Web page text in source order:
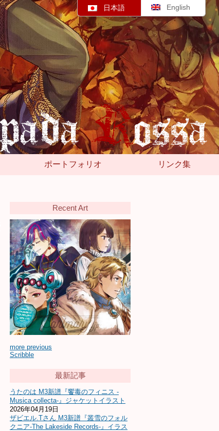
日本語 English
ポートフォリオ リンク集
Recent Art
more previous
Scribble
最新記事
うたのは M3新譜『饗毒のフィニス -
Musica collecta-』ジャケットイラスト
2026年04月19日
ザビエル.Tさん M3新譜『叢雪のフォル
クニア-The Lakeside Records-』イラス